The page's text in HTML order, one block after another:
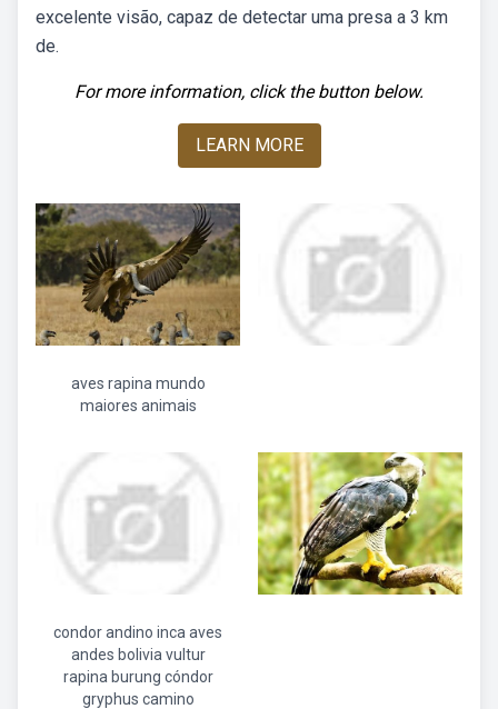
excelente visão, capaz de detectar uma presa a 3 km
de.
For more information, click the button below.
LEARN MORE
aves rapina mundo
maiores animais
condor andino inca aves
andes bolivia vultur
rapina burung cóndor
gryphus camino